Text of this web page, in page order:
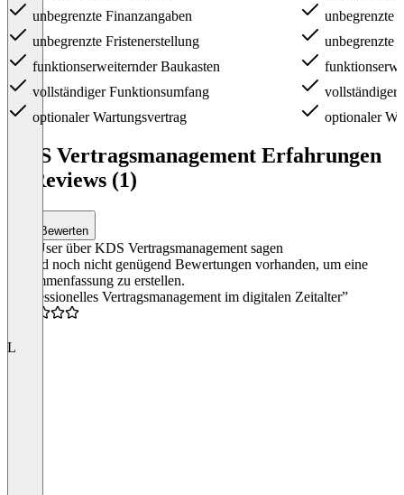
unbegrenzte Finanzangaben
unbegrenzte Fristenerstellung
funktionserweiternder Baukasten
vollständiger Funktionsumfang
optionaler Wartungsvertrag
unbegrenzte
unbegrenzte
vollständiger
optionaler
KDS Vertragsmanagement Erfahrungen
& Reviews (1)
Bewerten
Was User über KDS Vertragsmanagement sagen
Es sind noch nicht genügend Bewertungen vorhanden, um eine
Zusammenfassung zu erstellen.
“Professionelles Vertragsmanagement im digitalen Zeitalter”
L